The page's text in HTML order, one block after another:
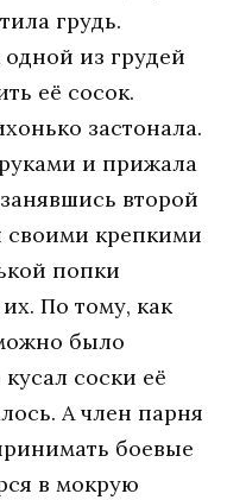
грудь.
из грудей
её сосок.
застонала.
и прижала
второй
своими крепкими
попки
По тому, как
было
соски её
А член парня
боевые
в мокрую